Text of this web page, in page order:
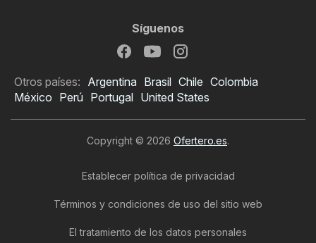
Síguenos
Otros países: Argentina Brasil Chile Colombia
México Perú Portugal United States
Copyright © 2026 Ofertero.es.
Establecer política de privacidad
Términos y condiciones de uso del sitio web
El tratamiento de los datos personales